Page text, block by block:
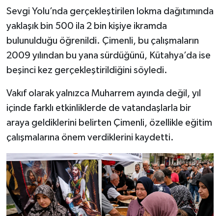
Sevgi Yolu’nda gerçekleştirilen lokma dağıtımında
yaklaşık bin 500 ila 2 bin kişiye ikramda
bulunulduğu öğrenildi. Çimenli, bu çalışmaların
2009 yılından bu yana sürdüğünü, Kütahya’da ise
beşinci kez gerçekleştirildiğini söyledi.
Vakıf olarak yalnızca Muharrem ayında değil, yıl
içinde farklı etkinliklerde de vatandaşlarla bir
araya geldiklerini belirten Çimenli, özellikle eğitim
çalışmalarına önem verdiklerini kaydetti.